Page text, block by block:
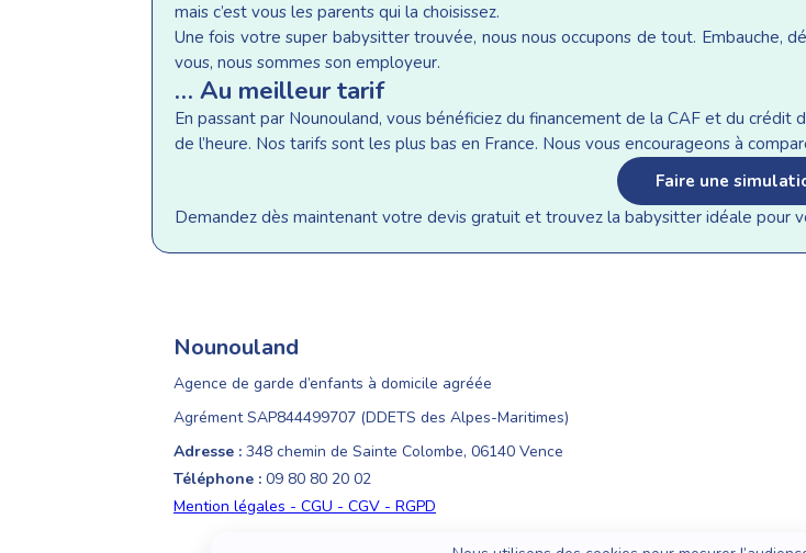
mais c’est vous les parents qui la choisissez.
Une fois votre super babysitter trouvée, nous nous occupons de tout. Embauche,
vous, nous sommes son employeur.
… Au meilleur tarif
En passant par Nounouland, vous bénéficiez du financement de la CAF et du
de l’heure. Nos tarifs sont les plus bas en France. Nous vous encourageons à
Faire une
Demandez dès maintenant votre devis gratuit et trouvez la babysitter idéale pour
Nounouland
Agence de garde d’enfants à domicile agréée
Agrément SAP844499707 (DDETS des Alpes-Maritimes)
Adresse : 348 chemin de Sainte Colombe, 06140 Vence
Téléphone : 09 80 80 20 02
Mention légales - CGU - CGV - RGPD